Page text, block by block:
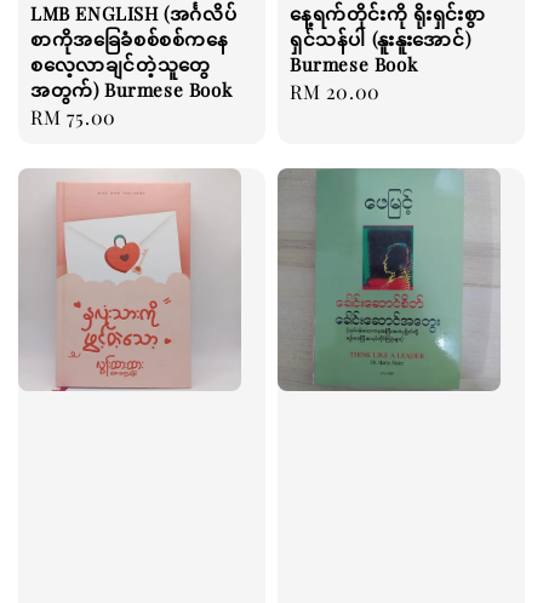
LMB ENGLISH (အင်္ဂလိပ်
စာကိုအခြေခံစစ်စစ်ကနေ
စလေ့လာချင်တဲ့သူတွေ
အတွက်) Burmese Book
Regular
RM 75.00
နေ့ရက်တိုင်းကို ရိုးရှင်းစွာ
ရှင်သန်ပါ (နူးနူးအောင်)
Burmese Book
Regular
RM 20.00